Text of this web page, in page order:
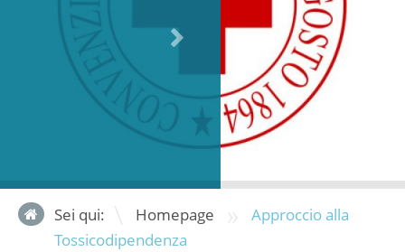
Sei qui: Homepage »
Approccio alla
Tossicodipendenza